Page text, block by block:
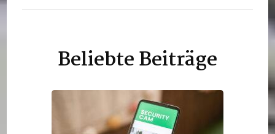
Beliebte Beiträge